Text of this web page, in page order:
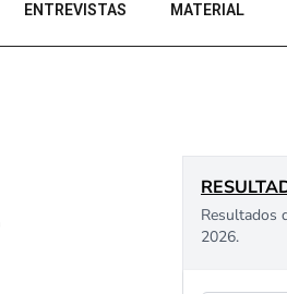
ENTREVISTAS MATERIAL